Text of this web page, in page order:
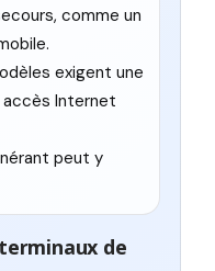
comme un
exigent une
accès Internet
peut y
de